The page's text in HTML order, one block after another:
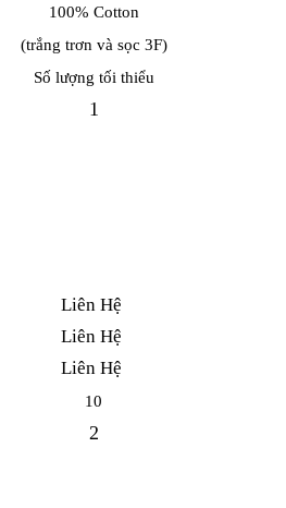
100% Cotton
(trắng trơn và sọc 3F)
Số lượng tối thiểu
1
Liên Hệ
Liên Hệ
Liên Hệ
10
2